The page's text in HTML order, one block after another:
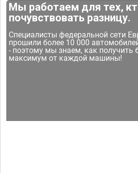
Мы работаем для тех,
почувствовать разницу.
Специалисты федеральной сети
прошили более 10 000
- поэтому мы знаем, как получить
максимум от каждой машины!